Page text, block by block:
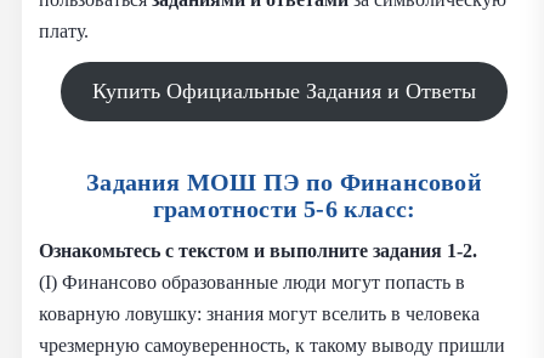
плату.
Купить Официальные Задания и Ответы
Задания МОШ ПЭ по Финансовой
грамотности 5-6 класс:
Ознакомьтесь с текстом и выполните задания 1-2.
(I) Финансово образованные люди могут попасть в
коварную ловушку: знания могут вселить в человека
чрезмерную самоуверенность, к такому выводу пришли